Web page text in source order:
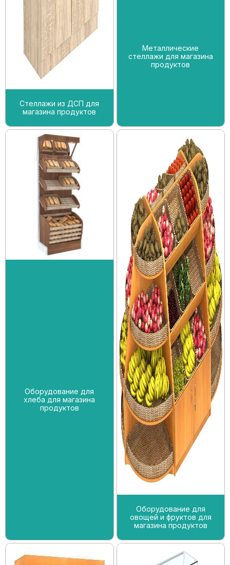
Стеллажи из ДСП для
магазина продуктов
Металлические
стеллажи для магазина
продуктов
Оборудование для
хлеба для магазина
продуктов
Оборудование для
овощей и фруктов для
магазина продуктов